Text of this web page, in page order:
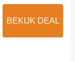
BEKIJK DEAL